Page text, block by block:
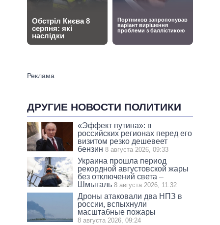
ДРУГИЕ НОВОСТИ ПОЛИТИКИ
«Эффект путина»: в
российских регионах перед его
визитом резко дешевеет
бензин 8 августа 2026, 09:33
Украина прошла период
рекордной августовской жары
без отключений света –
Шмыгаль 8 августа 2026, 11:32
Дроны атаковали два НПЗ в
россии, вспыхнули
масштабные пожары
8 августа 2026, 09:24